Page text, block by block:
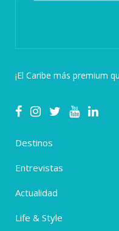
¡El Caribe más premium
Destinos
Entrevistas
Actualidad
Life & Style